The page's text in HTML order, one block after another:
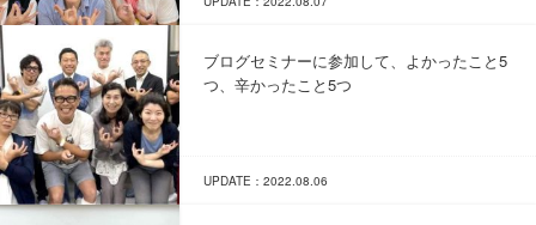
ブログセミナーに参加して、よかったこと5
つ、辛かったこと5つ
UPDATE：2022.08.06